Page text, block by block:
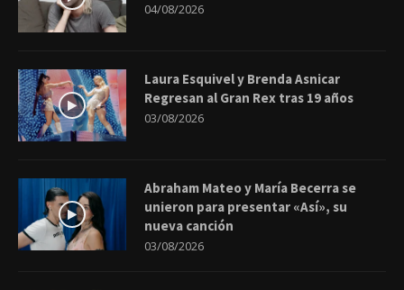
04/08/2026
Laura Esquivel y Brenda Asnicar
Regresan al Gran Rex tras 19 años
03/08/2026
Abraham Mateo y María Becerra se
unieron para presentar «Así», su
nueva canción
03/08/2026